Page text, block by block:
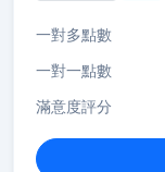
一對多點數
一對一點數
滿意度評分